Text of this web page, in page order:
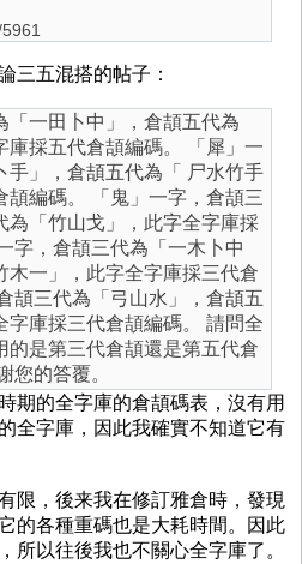
三五混搭的帖子：
「一田卜中」，倉頡五代為
庫採五代倉頡編碼。 「犀」一
手」，倉頡五代為「 尸水竹手
頡編碼。 「鬼」一字，倉頡三
為「竹山戈」，此字全字庫採
字，倉頡三代為「一木卜中
木一」，此字全字庫採三代倉
頡三代為「弓山水」，倉頡五
字庫採三代倉頡編碼。 請問全
的是第三代倉頡還是第五代倉
您的答覆。
期的全字庫的倉頡碼表，沒有用
全字庫，因此我確實不知道它有
限，後来我在修訂雅倉時，發現
的各種重碼也是大耗時間。因此
所以往後我也不關心全字庫了。